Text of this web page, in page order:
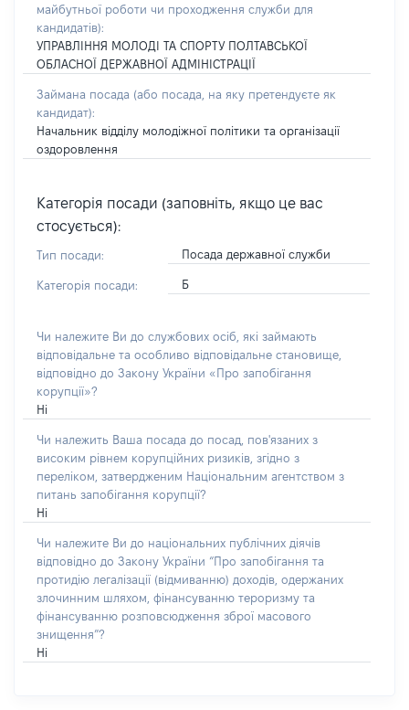
майбутньої роботи чи проходження служби для
кандидатів):
УПРАВЛІННЯ МОЛОДІ ТА СПОРТУ ПОЛТАВСЬКОЇ
ОБЛАСНОЇ ДЕРЖАВНОЇ АДМІНІСТРАЦІЇ
Займана посада (або посада, на яку претендуєте як
кандидат):
Начальник відділу молодіжної політики та організації
оздоровлення
Категорія посади (заповніть, якщо це вас
стосується):
Тип посади: Посада державної служби
Категорія посади: Б
Чи належите Ви до службових осіб, які займають
відповідальне та особливо відповідальне становище,
відповідно до Закону України «Про запобігання
корупції»?
Ні
Чи належить Ваша посада до посад, пов'язаних з
високим рівнем корупційних ризиків, згідно з
переліком, затвердженим Національним агентством з
питань запобігання корупції?
Ні
Чи належите Ви до національних публічних діячів
відповідно до Закону України “Про запобігання та
протидію легалізації (відмиванню) доходів, одержаних
злочинним шляхом, фінансуванню тероризму та
фінансуванню розповсюдження зброї масового
знищення”?
Ні